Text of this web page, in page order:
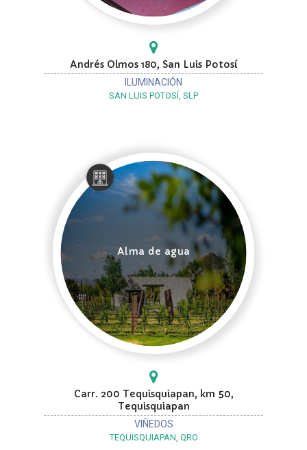
Andrés Olmos 180, San Luis Potosí
ILUMINACIÓN
SAN LUIS POTOSÍ, SLP
Alma de agua
Carr. 200 Tequisquiapan, km 50,
Tequisquiapan
VIÑEDOS
TEQUISQUIAPAN, QRO